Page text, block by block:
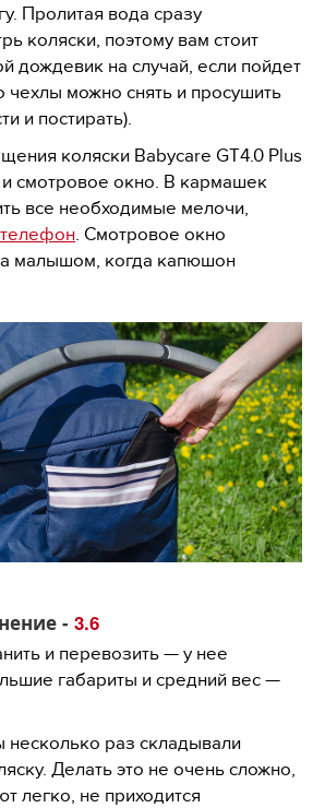
Пролитая вода сразу
коляски, поэтому вам стоит
дождевик на случай, если пойдет
можно снять и просушить
и постирать).
коляски Babycare GT4.0 Plus
смотровое окно. В кармашек
все необходимые мелочи,
телефон. Смотровое окно
малышом, когда капюшон
- 3.6
и перевозить — у нее
габариты и средний вес —
несколько раз складывали
Делать это не очень сложно,
легко, не приходится